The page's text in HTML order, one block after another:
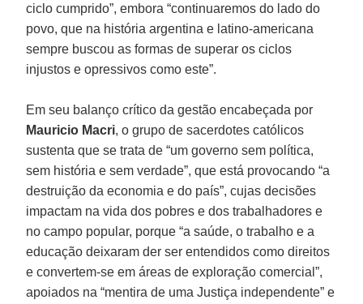
ciclo cumprido”, embora “continuaremos do lado do
povo, que na história argentina e latino-americana
sempre buscou as formas de superar os ciclos
injustos e opressivos como este”.
Em seu balanço crítico da gestão encabeçada por
Mauricio Macri, o grupo de sacerdotes católicos
sustenta que se trata de “um governo sem política,
sem história e sem verdade”, que está provocando “a
destruição da economia e do país”, cujas decisões
impactam na vida dos pobres e dos trabalhadores e
no campo popular, porque “a saúde, o trabalho e a
educação deixaram der ser entendidos como direitos
e convertem-se em áreas de exploração comercial”,
apoiados na “mentira de uma Justiça independente” e